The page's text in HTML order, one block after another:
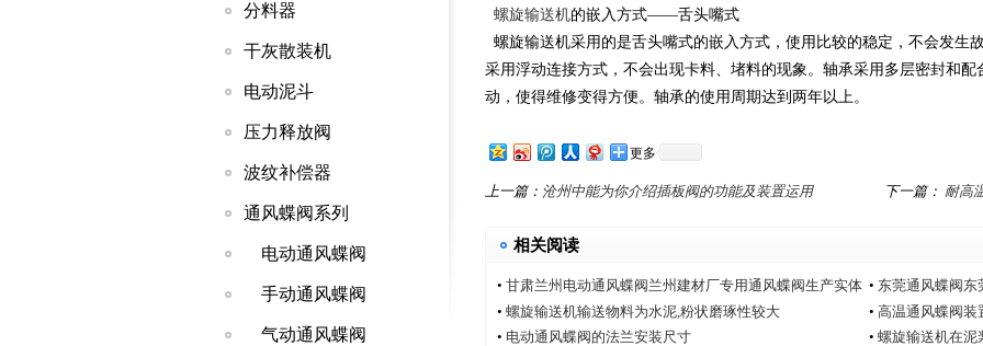
分料器
干灰散装机
电动泥斗
压力释放阀
波纹补偿器
通风蝶阀系列
电动通风蝶阀
手动通风蝶阀
气动通风蝶阀
螺旋输送机的嵌入方式——舌头嘴式
螺旋输送机采用的是舌头嘴式的嵌入方式，使用比较的稳定，不会发生
采用浮动连接方式，不会出现卡料、堵料的现象。轴承采用多层密封和
动，使得维修变得方便。轴承的使用周期达到两年以上。
更多
上一篇： 沧州中能为你介绍插板阀的功能及装置运用 下一篇： 耐高
相关阅读
• 甘肃兰州电动通风蝶阀兰州建材厂专用通风蝶阀生产实体
厂家中能电动通风蝶阀厂
• 东莞通风蝶阀东
• 螺旋输送机输送物料为水泥,粉状磨琢性较大 • 高温通风蝶阀装
• 电动通风蝶阀的法兰安装尺寸 • 螺旋输送机在泥